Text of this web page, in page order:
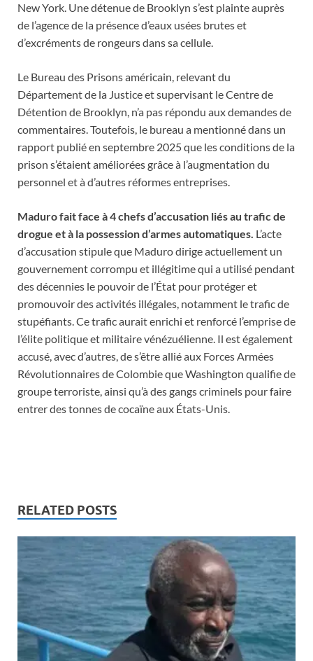
New York. Une détenue de Brooklyn s’est plainte auprès
de l’agence de la présence d’eaux usées brutes et
d’excréments de rongeurs dans sa cellule.
Le Bureau des Prisons américain, relevant du
Département de la Justice et supervisant le Centre de
Détention de Brooklyn, n’a pas répondu aux demandes de
commentaires. Toutefois, le bureau a mentionné dans un
rapport publié en septembre 2025 que les conditions de la
prison s’étaient améliorées grâce à l’augmentation du
personnel et à d’autres réformes entreprises.
Maduro fait face à 4 chefs d’accusation liés au trafic de
drogue et à la possession d’armes automatiques. L’acte
d’accusation stipule que Maduro dirige actuellement un
gouvernement corrompu et illégitime qui a utilisé pendant
des décennies le pouvoir de l’État pour protéger et
promouvoir des activités illégales, notamment le trafic de
stupéfiants. Ce trafic aurait enrichi et renforcé l’emprise de
l’élite politique et militaire vénézuélienne. Il est également
accusé, avec d’autres, de s’être allié aux Forces Armées
Révolutionnaires de Colombie que Washington qualifie de
groupe terroriste, ainsi qu’à des gangs criminels pour faire
entrer des tonnes de cocaïne aux États-Unis.
RELATED POSTS